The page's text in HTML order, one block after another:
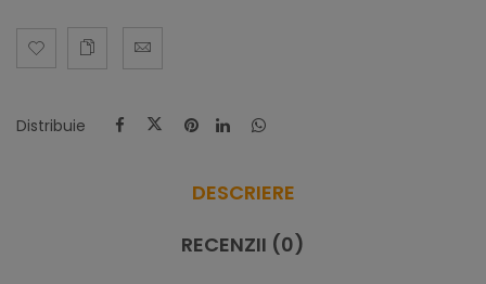
Distribuie
DESCRIERE
RECENZII (0)